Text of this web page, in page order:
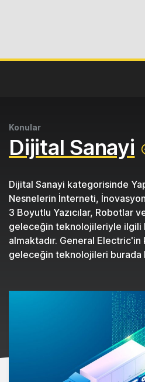
Konular
Dijital Sanayi
Dijital Sanayi kategorisinde
Nesnelerin İnterneti,
3 Boyutlu Yazıcılar, Robotlar
geleceğin teknolojileriyle ilgili
almaktadır. General Electric'in
geleceğin teknolojileri burada